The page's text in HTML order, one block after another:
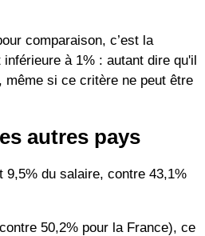
comparaison, c’est la
à 1% : autant dire qu'il
si ce critère ne peut être
autres pays
9,5% du salaire, contre 43,1%
50,2% pour la France), ce